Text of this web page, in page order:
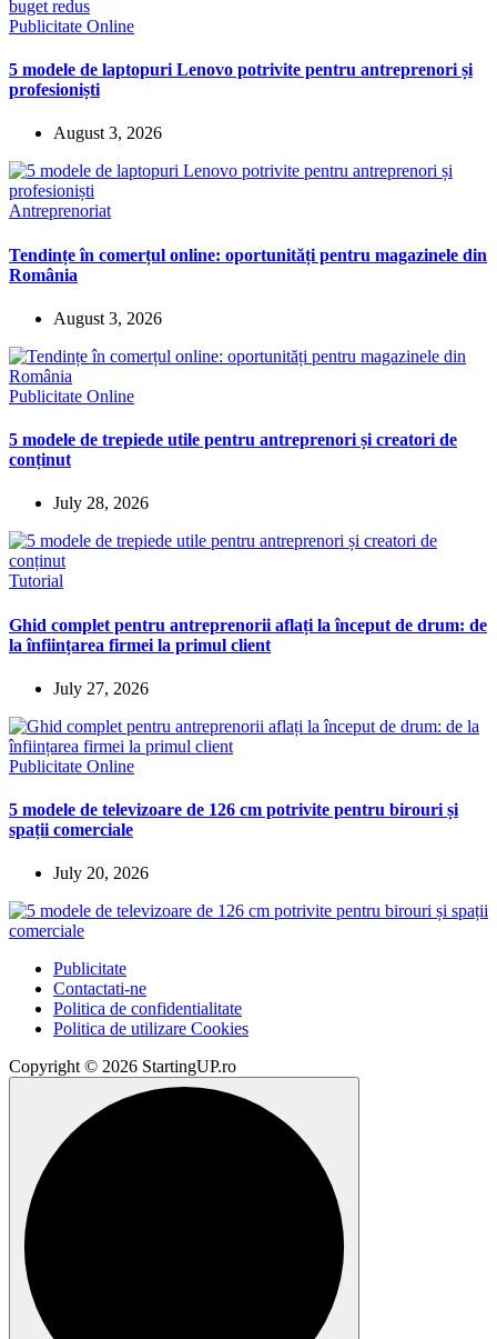
Publicitate Online
5 modele de laptopuri Lenovo potrivite pentru antreprenori și
profesioniști
August 3, 2026
Antreprenoriat
Tendințe în comerțul online: oportunități pentru magazinele din
România
August 3, 2026
Publicitate Online
5 modele de trepiede utile pentru antreprenori și creatori de
conținut
July 28, 2026
Tutorial
Ghid complet pentru antreprenorii aflați la început de drum: de
la înființarea firmei la primul client
July 27, 2026
Publicitate Online
5 modele de televizoare de 126 cm potrivite pentru birouri și
spații comerciale
July 20, 2026
Publicitate
Contactati-ne
Politica de confidentialitate
Politica de utilizare Cookies
Copyright © 2026 StartingUP.ro